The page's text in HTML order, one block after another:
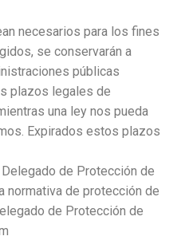
necesarios para los fines
se conservarán a
públicas
plazos legales de
una ley nos pueda
Expirados estos plazos
de Protección de
normativa de protección de
de Protección de